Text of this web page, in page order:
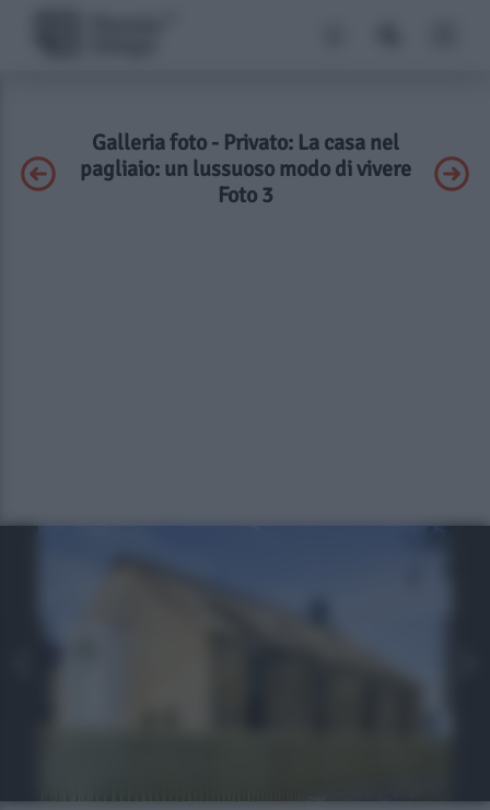
Galleria foto - Privato: La casa nel
pagliaio: un lussuoso modo di vivere
Foto 3